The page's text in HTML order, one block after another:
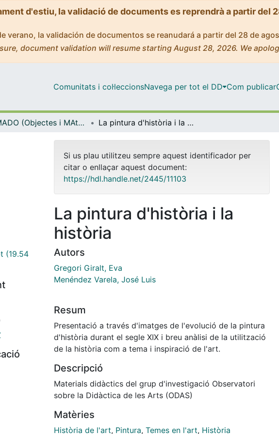
d'estiu, la validació de documents es reprendrà a partir del
verano, la validación de documentos se reanudará a partir del 28 de
document validation will resume starting August 28, 2026. We
Comunitats i col·leccionsNavega per tot el DD Com publicar
OMADO (Objectes i MAterials DOcents) La pintura d'història i la història
(19.54
Si us plau utilitzeu sempre aquest identificador per
citar o enllaçar aquest document:
https://hdl.handle.net/2445/11103
La pintura d'història i la
història
Autors
Gregori Giralt, Eva
Menéndez Varela, José Luis
Resum
Presentació a través d'imatges de l'evolució de la pintura
d'història durant el segle XIX i breu anàlisi de la utilització
de la història com a tema i inspiració de l'art.
Descripció
Materials didàctics del grup d'investigació Observatori
sobre la Didàctica de les Arts (ODAS)
Matèries
Història de l'art, Pintura, Temes en l'art, Història